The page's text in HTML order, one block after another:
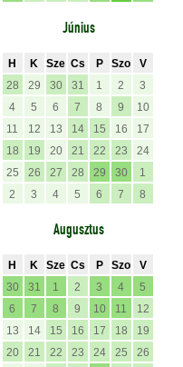
Június
H K Sze Cs P Szo
V
28
29 30 31 1 2
3
4
5 6 7 8 9
10
11
12 13 14 15 16
17
18
19 20 21 22 23
24
25
26 27 28 29 30
1
2
3 4 5 6 7 8
Augusztus
H K Sze Cs P Szo
V
30
31 1 2 3 4
5
6
7 8 9 10 11
12
13
14 15 16 17 18
19
20
21 22 23 24 25
26